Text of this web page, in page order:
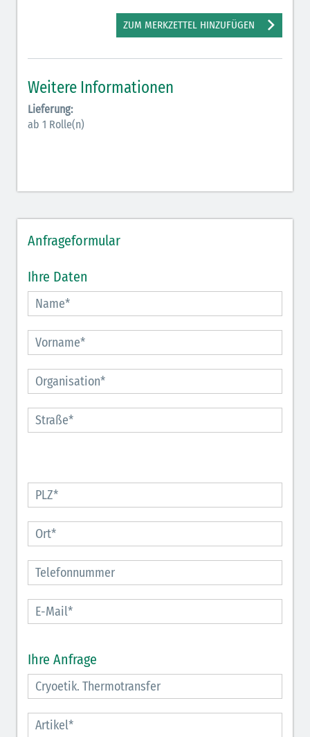
ZUM MERKZETTEL HINZUFÜGEN
Weitere Informationen
Lieferung:
ab 1 Rolle(n)
Anfrageformular
Ihre Daten
Ihre Anfrage